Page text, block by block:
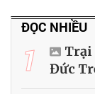
ĐỌC NHIỀU
1
Trại
Đức